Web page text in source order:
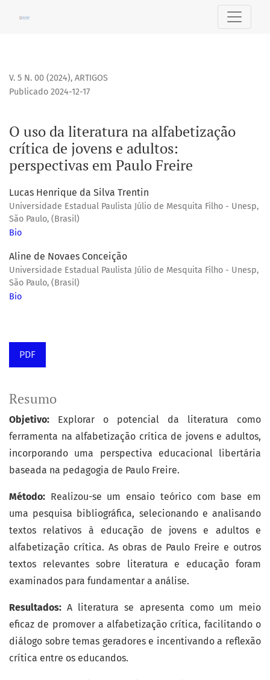
O uso da literatura na alfabetização crítica de jovens e
V. 5 N. 00 (2024), ARTIGOS
O uso da literatura na alfabetização
crítica de jovens e adultos:
perspectivas em Paulo Freire
Publicado 2024-12-17
Lucas Henrique da Silva Trentin
Universidade Estadual Paulista Júlio de Mesquita Filho - Unesp,
São Paulo, (Brasil)
Bio
Aline de Novaes Conceição
Universidade Estadual Paulista Júlio de Mesquita Filho - Unesp,
São Paulo, (Brasil)
Bio
PDF
Resumo
Objetivo: Explorar o potencial da literatura como
ferramenta na alfabetização crítica de jovens e adultos,
incorporando uma perspectiva educacional libertária
baseada na pedagogia de Paulo Freire.
Método: Realizou-se um ensaio teórico com base em
uma pesquisa bibliográfica, selecionando e analisando
textos relativos à educação de jovens e adultos e
alfabetização crítica. As obras de Paulo Freire e outros
textos relevantes sobre literatura e educação foram
examinados para fundamentar a análise.
Resultados: A literatura se apresenta como um meio
eficaz de promover a alfabetização crítica, facilitando o
diálogo sobre temas geradores e incentivando a reflexão
crítica entre os educandos.